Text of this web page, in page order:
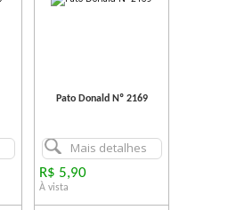
Pato Donald Nº 2169
Mais detalhes
R$ 5,90
À vista